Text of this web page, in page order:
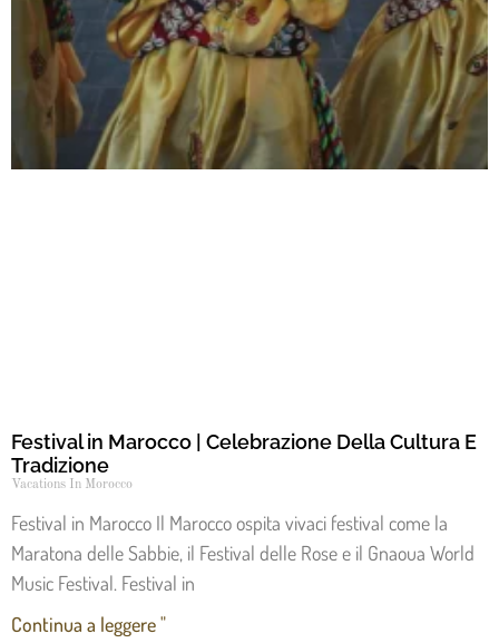
Festival in Marocco | Celebrazione Della Cultura E
Tradizione
Vacations In Morocco
Festival in Marocco Il Marocco ospita vivaci festival come la
Maratona delle Sabbie, il Festival delle Rose e il Gnaoua World
Music Festival. Festival in
Continua a leggere "